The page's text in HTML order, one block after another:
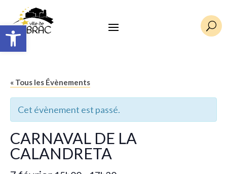
Ouvrir la barre d’outils U
« Tous les Évènements
Cet évènement est passé.
CARNAVAL DE LA
CALANDRETA